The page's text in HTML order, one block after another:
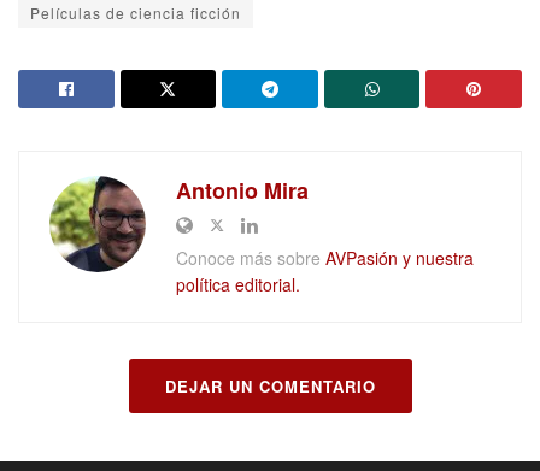
Películas de ciencia ficción
Antonio Mira
Conoce más sobre AVPasión y nuestra
política editorial.
DEJAR UN COMENTARIO